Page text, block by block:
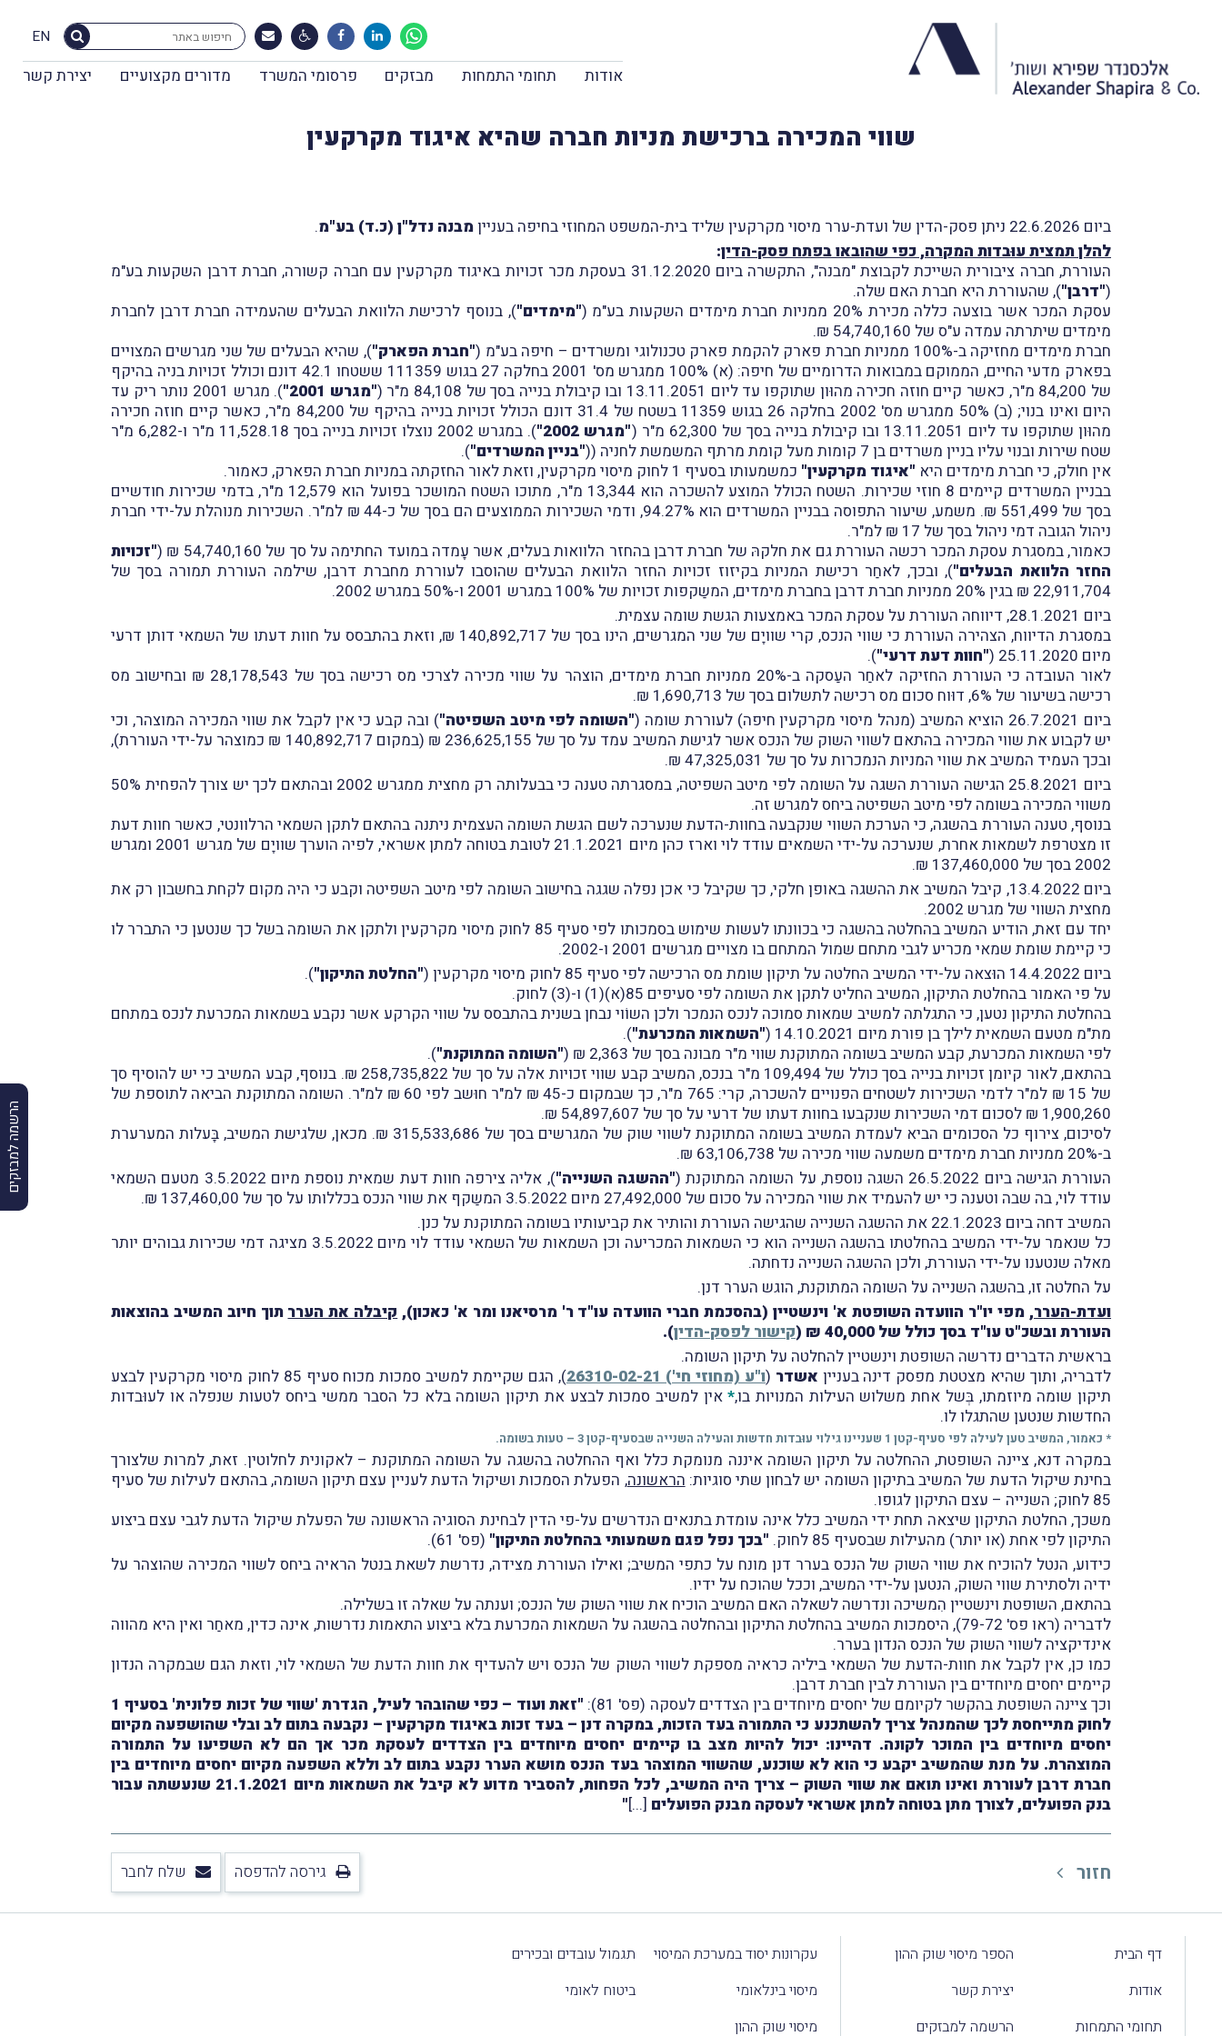
EN
אודות תחומי התמחות מבזקים פרסומי המשרד מדורים מקצועיים יצירת קשר
הרשמה למבזקים
שווי המכירה ברכישת מניות חברה שהיא איגוד מקרקעין
ביום 22.6.2026 ניתן פסק-הדין של ועדת-ערר מיסוי מקרקעין שליד בית-המשפט המחוזי בחיפה בעניין מבנה נדל"ן (כ.ד) בע"מ.
להלן תמצית עוּבדות המקרה, כפי שהובאו בפתח פסק-הדין:
העוררת, חברה ציבורית השייכת לקבוצת "מבנה", התקשרה ביום 31.12.2020 בעסקת מכר זכויות באיגוד מקרקעין עם חברה קשורה, חברת דרבן השקעות בע"מ
("דרבן"), שהעוררת היא חברת האם שלה.
עסקת המכר אשר בוצעה כללה מכירת 20% ממניות חברת מימדים השקעות בע"מ (
"מימדים"), בנוסף לרכישת הלוואת הבעלים שהעמידה חברת דרבן לחברת
מימדים שיתרתה עמדה ע"ס של 54,740,160 ₪.
חברת מימדים מחזיקה ב-100% ממניות חברת פארק להקמת פארק טכנולוגי ומשרדים – חיפה בע"מ (
"חברת הפארק"), שהיא הבעלים של שני מגרשים המצויים
בפארק מדעי החיים, הממוקם במבואות הדרומיים של חיפה: (א) 100% ממגרש מס' 2001 בחלקה 27 בגוש 111359 ששטחו 42.1 דונם וכולל זכויות בניה בהיקף
של 84,200 מ"ר, כאשר קיים חוזה חכירה מהוּון שתוקפו עד ליום 13.11.2051 ובו קיבולת בנייה בסך של 84,108 מ"ר (
"מגרש 2001"
). מגרש 2001 נותר ריק עד
היום ואינו בנוי; (ב) 50% ממגרש מס' 2002 בחלקה 26 בגוש 11359 בשטח של 31.4 דונם הכולל זכויות בנייה בהיקף של 84,200 מ"ר, כאשר קיים חוזה חכירה
מהוּון שתוקפו עד ליום 13.11.2051 ובו קיבולת בנייה בסך של 62,300 מ"ר (
"מגרש 2002"
). במגרש 2002 נוצלו זכויות בנייה בסך 11,528.18 מ"ר ו-6,282 מ"ר
שטח שירות ובנוי עליו בניין משרדים בן 7 קומות מעל קומת מרתף המשמשת לחניה ((
"בניין המשרדים").
אין חולק, כי חברת מימדים היא "איגוד מקרקעין" כמשמעותו בסעיף 1 לחוק מיסוי מקרקעין, וזאת לאור החזקתה במניות חברת הפארק, כאמור.
בבניין המשרדים קיימים 8 חוזי שכירות. השטח הכולל המוצע להשכרה הוא 13,344 מ"ר, מתוכו השטח המושכר בפועל הוא 12,579 מ"ר, בדמי שכירות חודשיים
בסך של 551,499 ₪. משמע, שיעור התפוסה בבניין המשרדים הוא 94.27%, ודמי השכירות הממוצעים הם בסך של כ-44 ₪ למ"ר. השכירות מנוהלת על-ידי חברת
ניהול הגובה דמי ניהול בסך של 17 ₪ למ"ר.
כאמור, במסגרת עסקת המכר רכשה העוררת גם את חלקהּ של חברת דרבן בהחזר הלוואות בעלים, אשר עָמדה במועד החתימה על סך של 54,740,160 ₪ (
"זכויות
החזר הלוואת הבעלים"), ובכך, לאחַר רכישת המניות בקיזוז זכויות החזר הלוואת הבעלים שהוסבו לעוררת מחברת דרבן, שילמה העוררת תמורה בסך של
22,911,704 ₪ בגין 20% ממניות חברת דרבן בחברת מימדים, המשַקפות זכויות של 100% במגרש 2001 ו-50% במגרש 2002.
ביום 28.1.2021, דיווחה העוררת על עסקת המכר באמצעות הגשת שומה עצמית.
במסגרת הדיווח, הצהירה העוררת כי שווי הנכס, קרי שוויָם של שני המגרשים, הינו בסך של 140,892,717 ₪, וזאת בהתבסס על חוות דעתו של השמאי דותן דרעי
מיום 25.11.2020 (
"חוות דעת דרעי").
לאור העובדה כי העוררת החזיקה לאחַר העַסקה ב-20% ממניות חברת מימדים, הוצהר על שווי מכירה לצרכי מס רכישה בסך של 28,178,543 ₪ ובחישוב מס
רכישה בשיעור של 6%, דוּוח סכום מס רכישה לתשלום בסך של 1,690,713 ₪.
ביום 26.7.2021 הוציא המשיב (מנהל מיסוי מקרקעין חיפה) לעוררת שומה (
"השומה לפי מיטב השפיטה") ובה קבע כי אין לקבל את שווי המכירה המוצהר, וכי
יש לקבוע את שווי המכירה בהתאם לשווי השוק של הנכס אשר לגישת המשיב עמד על סך של 236,625,155 ₪ (במקום 140,892,717 ₪ כמוצהר על-ידי העוררת),
ובכך העמיד המשיב את שווי המניות הנמכרות על סך של 47,325,031 ₪.
ביום 25.8.2021 הגישה העוררת השגה על השומה לפי מיטב השפיטה, במסגרתה טענה כי בבעלותה רק מחצית ממגרש 2002 ובהתאם לכך יש צורך להפחית 50%
משווי המכירה בשומה לפי מיטב השפיטה ביחס למגרש זה.
בנוסף, טענה העוררת בהשגה, כי הערכת השווי שנקבעה בחוות-הדעת שנערכה לשם הגשת השומה העצמית ניתנה בהתאם לתקן השמאי הרלוונטי, כאשר חוות דעת
זו מצטרפת לשמאות אחרת, שנערכה על-ידי השמאים עודד לוי וארז כהן מיום 21.1.2021 לטובת בטוחה למתן אשראי, לפיה הוערך שוויָם של מגרש 2001 ומגרש
2002 בסך של 137,460,000 ₪.
ביום 13.4.2022, קיבל המשיב את ההשגה באופן חלקי, כך שקיבל כי אכן נפלה שגגה בחישוב השומה לפי מיטב השפיטה וקבע כי היה מקום לקחת בחשבון רק את
מחצית השווי של מגרש 2002.
יחד עם זאת, הודיע המשיב בהחלטה בהשגה כי בכוונתו לעשות שימוש בסמכותו לפי סעיף 85 לחוק מיסוי מקרקעין ולתקן את השומה בשל כך שנטען כי התברר לו
כי קיימת שומת שמאי מכריע לגבי מתחם שמול המתחם בו מצויים מגרשים 2001 ו-2002.
ביום 14.4.2022 הוּצאה על-ידי המשיב החלטה על תיקון שומת מס הרכישה לפי סעיף 85 לחוק מיסוי מקרקעין (
"החלטת התיקון").
על פי האמור בהחלטת התיקון, המשיב החליט לתקן את השומה לפי סעיפים 85(א)(1) ו-(3) לחוק.
בהחלטת התיקון נטען, כי התגלתה למשיב שמאות סמוכה לנכס הנמכר ולכן השוֹוי נבחן בשנית בהתבסס על שווי הקרקע אשר נקבע בשמאות המכרעת לנכס במתחם
מת"מ מטעם השמאית לילך בן פורת מיום 14.10.2021 (
"השמאות המכרעת").
לפי השמאות המכרעת, קבע המשיב בשומה המתוקנת שווי מ"ר מבונה בסך של 2,363 ₪ (
"השומה המתוקנת").
בהתאם, לאור קיומן זכויות בנייה בסך כולל של 109,494 מ"ר בנכס, המשיב קבע שווי זכויות אלה על סך של 258,735,822 ₪. בנוסף, קבע המשיב כי יש להוסיף סך
של 15 ₪ למ"ר לדמי השכירות לשטחים הפנויים להשכרה, קרי: 765 מ"ר, כך שבמקום כ-45 ₪ למ"ר חוּשב לפי 60 ₪ למ"ר. השומה המתוקנת הביאה לתוספת של
1,900,260 ₪ לסכום דמי השכירות שנקבעו בחוות דעתו של דרעי על סך של 54,897,607 ₪.
לסיכום, צירוף כל הסכומים הביא לעמדת המשיב בשומה המתוקנת לשווי שוק של המגרשים בסך של 315,533,686 ₪. מכאן, שלגישת המשיב, בָּעלות המערערת
ב-20% ממניות חברת מימדים משמעה שווי מכירה של 63,106,738 ₪.
העוררת הגישה ביום 26.5.2022 השגה נוספת, על השומה המתוקנת (
"ההשגה השנייה"
), אליה צירפה חוות דעת שמאית נוספת מיום 3.5.2022 מטעם השמאי
עודד לוי, בה שבה וטענה כי יש להעמיד את שווי המכירה על סכום של 27,492,000 מיום 3.5.2022 המשַקף את שווי הנכס בכללותו על סך של 137,460,00 ₪.
המשיב דחה ביום 22.1.2023 את ההשגה השנייה שהגישה העוררת והותיר את קביעותיו בשומה המתוקנת על כנן.
כל שנאמר על-ידי המשיב בהחלטתו בהשגה השנייה הוא כי השמאות המכריעה וכן השמאות של השמאי עודד לוי מיום 3.5.2022 מציגה דמי שכירות גבוהים יותר
מאלה שנטענו על-ידי העוררת, ולכן ההשגה השנייה נדחתה.
על החלטה זו, בהשגה השנייה על השומה המתוקנת, הוגש הערר דנן.
ועדת-הערר, מפי יו"ר הוועדה השופטת א' וינשטיין (בהסכמת חברי הוועדה עו"ד ר' מרסיאנו ומר א' כאכון), קיבלה את הערר תוך חיוב המשיב בהוצאות
העוררת ובשכ"ט עו"ד בסך כולל של 40,000
₪ (קישור לפסק-הדין).
בראשית הדברים נדרשה השופטת וינשטיין להחלטה על תיקון השומה.
לדבריה, ותוך שהיא מצטטת מפסק דינה בעניין אשדר (ו"ע (מחוזי חי') 26310-02-21
), הגם שקיימת למשיב סמכות מכוח סעיף 85 לחוק מיסוי מקרקעין לבצע
תיקון שומה מיוזמתו, בְּשל אחת משלוש העילות המנויות בו,*אין למשיב סמכות לבצע את תיקון השומה בלא כל הסבר ממשי ביחס לטעות שנפלה או לעוּבדות
החדשות שנטען שהתגלו לו.
* כאמור, המשיב טען לעילה לפי סעיף-קטן 1 שעניינו גילוי עוּבדות חדשות והעילה השנייה שבסעיף-קטן 3 – טעות בשומה.
במקרה דנא, ציינה השופטת, ההחלטה על תיקון השומה איננה מנומקת כלל ואף ההחלטה בהשגה על השומה המתוקנת – לאקונית לחלוטין. זאת, למרות שלצורך
בחינת שיקול הדעת של המשיב בתיקון השומה יש לבחון שתי סוגיות: הראשונה, הפעלת הסמכות ושיקול הדעת לעניין עצם תיקון השומה, בהתאם לעילות של סעיף
85 לחוק; השנייה – עצם התיקון לגופו.
משכך, החלטת התיקון שיצאה תחת ידי המשיב כלל אינה עומדת בתנאים הנדרשים על-פי הדין לבחינת הסוגיה הראשונה של הפעלת שיקול הדעת לגבי עצם ביצוע
התיקון לפי אחת (או יותר) מהעילות שבסעיף 85 לחוק.
"בכך נפל פגם משמעותי בהחלטת התיקון" (פס' 61).
כידוע, הנטל להוכיח את שווי השוק של הנכס בערר דנן מונח על כתפי המשיב; ואילו העוררת מצידה, נדרשת לשאת בנטל הראיה ביחס לשווי המכירה שהוצהר על
ידיה ולסתירת שווי השוק, הנטען על-ידי המשיב, וככל שהוכח על ידיו.
בהתאם, השופטת וינשטיין הִמשיכה ונדרשה לשאלה האם המשיב הוכיח את שווי השוק של הנכס; וענתה על שאלה זו בשלילה.
לדבריה (ראו פס' 79-72), היסמכות המשיב בהחלטת התיקון ובהחלטה בהשגה על השמאות המכרעת בלא ביצוע התאמות נדרשות, אינה כדין, מאחַר ואין היא מהווה
אינדיקציה לשווי השוק של הנכס הנדון בערר.
כמו כן, אין לקבל את חוות-הדעת של השמאי ביליה כראיה מספקת לשווי השוק של הנכס ויש להעדיף את חוות הדעת של השמאי לוי, וזאת הגם שבמקרה הנדון
קיימים יחסים מיוחדים בין העוררת לבין חברת דרבן.
וכך ציינה השופטת בהקשר לקיומם של יחסים מיוחדים בין הצדדים לעסקה (פס' 81):
"זאת ועוד – כפי שהובהר לעיל, הגדרת 'שווי של זכות פלונית' בסעיף 1
לחוק מתייחסת לכך שהמנהל צריך להשתכנע כי התמורה בעד הזכות, במקרה דנן – בעד זכות באיגוד מקרקעין – נקבעה בתום לב ובלי שהושפעה מקיום
יחסים מיוחדים בין המוכר לקונה. דהיינו: יכול להיות מצב בו קיימים יחסים מיוחדים בין הצדדים לעסקת מכר אך הם לא השפיעו על התמורה
המוצהרת. על מנת שהמשיב יקבע כי הוא לא שוכנע, שהשווי המוצהר בעד הנכס מושא הערר נקבע בתום לב וללא השפעה מקיום יחסים מיוחדים בין
חברת דרבן לעוררת ואינו תואם את שווי השוק – צריך היה המשיב, לכל הפחות, להסביר מדוע לא קיבל את השמאות מיום 21.1.2021 שנעשתה עבור
בנק הפועלים, לצורך מתן בטוחה למתן אשראי לעסקה מבנק הפועלים [...]
"
חזור גירסה להדפסה שלח לחבר
דף הבית
אודות
תחומי התמחות
הספר מיסוי שוק ההון
יצירת קשר
הרשמה למבזקים
עקרונות יסוד במערכת המיסוי
מיסוי בינלאומי
מיסוי שוק ההון
תגמול עובדים ובכירים
ביטוח לאומי